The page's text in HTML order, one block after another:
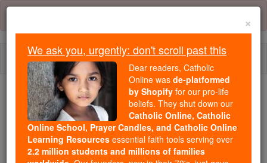
Skip
content
We ask you, urgently: don't scroll past this
Dear readers, Catholic Online
wasde-platformed by Shopify
for our pro-life beliefs. They
×
We ask you, urgently: don't scroll past this
Dear readers, Catholic
Online was de-platformed
by Shopify for our pro-life
beliefs. They shut down our
Catholic Online, Catholic
Online School, Prayer Candles, and Catholic Online
Learning Resources essential faith tools serving over
2.2 million students and millions of families